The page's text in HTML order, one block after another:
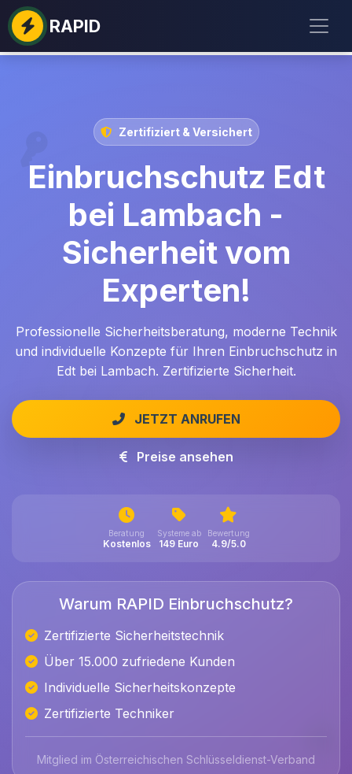
RAPID
Zertifiziert & Versichert
Einbruchschutz Edt
bei Lambach -
Sicherheit vom
Experten!
Professionelle Sicherheitsberatung, moderne Technik
und individuelle Konzepte für Ihren Einbruchschutz in
Edt bei Lambach. Zertifizierte Sicherheit.
JETZT ANRUFEN
Preise ansehen
Beratung
Kostenlos
Systeme ab
149 Euro
Bewertung
4.9/5.0
Warum RAPID Einbruchschutz?
Zertifizierte Sicherheitstechnik
Über 15.000 zufriedene Kunden
Individuelle Sicherheitskonzepte
Zertifizierte Techniker
Mitglied im Österreichischen Schlüsseldienst-Verband